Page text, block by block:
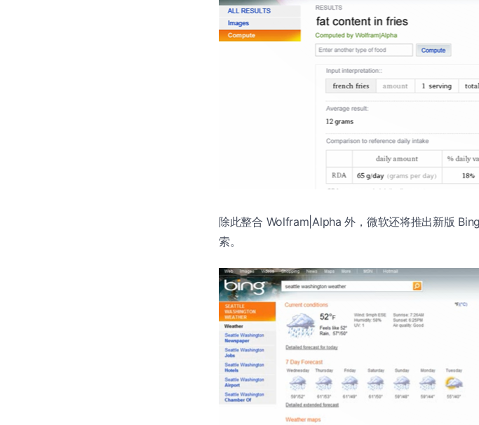
除此整合 Wolfram|Alpha 外，微软还将推出新版
索。